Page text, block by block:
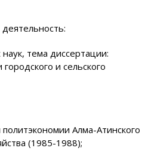
тема диссертации:
и сельского
Алма-Атинского
(1985-1988);